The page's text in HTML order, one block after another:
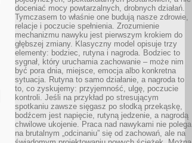
doceniać mocy powtarzalnych, drobnych działań.
Tymczasem to właśnie one budują nasze zdrowie,
relacje i poczucie spełnienia. Zrozumienie
mechanizmu nawyku jest pierwszym krokiem do
głębszej zmiany. Klasyczny model opisuje trzy
elementy: bodziec, rutyna i nagroda. Bodziec to
sygnał, który uruchamia zachowanie – może nim
być pora dnia, miejsce, emocja albo konkretna
sytuacja. Rutyna to samo działanie, a nagroda to
to, co zyskujemy: przyjemność, ulgę, poczucie
kontroli. Jeśli na przykład po stresującym
spotkaniu zawsze sięgasz po słodką przekąskę,
bodźcem jest napięcie, rutyną jedzenie, a nagrodą
chwilowe ukojenie. Praca nad nawykami nie polega
na brutalnym „odcinaniu” się od zachowań, ale na